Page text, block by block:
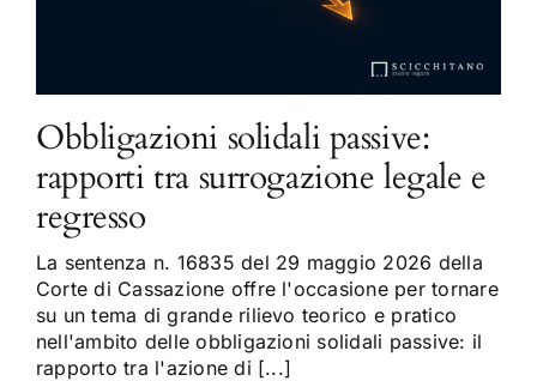
Obbligazioni solidali passive:
rapporti tra surrogazione legale e
regresso
La sentenza n. 16835 del 29 maggio 2026 della
Corte di Cassazione offre l'occasione per tornare
su un tema di grande rilievo teorico e pratico
nell'ambito delle obbligazioni solidali passive: il
rapporto tra l'azione di [...]